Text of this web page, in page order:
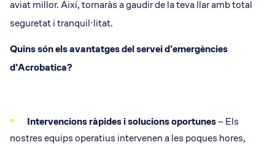
aviat millor. Així, tornaràs a gaudir de la teva llar amb total
seguretat i tranquil·litat.
Quins són els avantatges del servei d’emergències
d’Acrobatica?
Intervencions ràpides i solucions oportunes– Els
nostres equips operatius intervenen a les poques hores,